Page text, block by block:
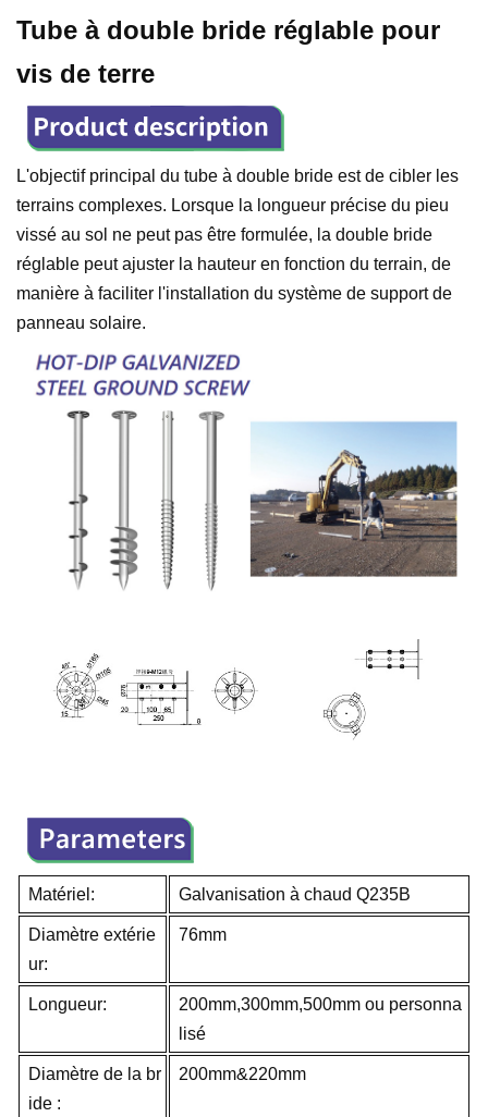
Tube à double bride réglable pour
vis de terre
L'objectif principal du tube à double bride est de cibler les
terrains complexes. Lorsque la longueur précise du pieu
vissé au sol ne peut pas être formulée, la double bride
réglable peut ajuster la hauteur en fonction du terrain, de
manière à faciliter l'installation du système de support de
panneau solaire.
Matériel: Galvanisation à chaud Q235B
Diamètre extérie
ur:
76mm
Longueur:
200mm,300mm,500mm ou personna
lisé
Diamètre de la br
ide :
200mm&220mm